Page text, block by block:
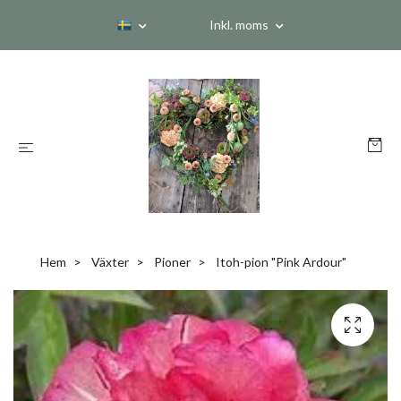
Inkl. moms
Hem Växter Pioner Itoh-pion "Pink Ardour"